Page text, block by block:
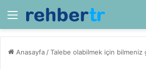
Menü
Anasayfa /Talebe olabilmek için